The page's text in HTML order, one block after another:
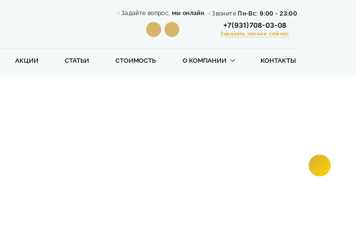
Задайте вопрос, мы онлайн Звоните Пн-Вс: 9:00 - 23:00
+7(931)708-03-08
Заказать звонок сейчас
АКЦИИ СТАТЬИ СТОИМОСТЬ О КОМПАНИИ КОНТАКТЫ